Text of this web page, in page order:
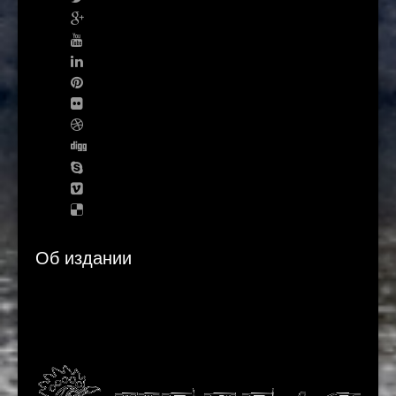
Об издании